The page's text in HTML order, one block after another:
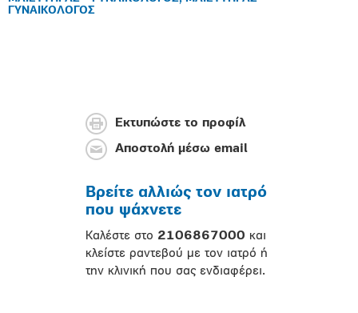
ΓΥΝΑΙΚΟΛΟΓΟΣ
Εκτυπώστε το προφίλ
Αποστολή μέσω email
Βρείτε αλλιώς τον ιατρό
που ψάχνετε
Καλέστε στο 2106867000 και
κλείστε ραντεβού με τον ιατρό ή
την κλινική που σας ενδιαφέρει.